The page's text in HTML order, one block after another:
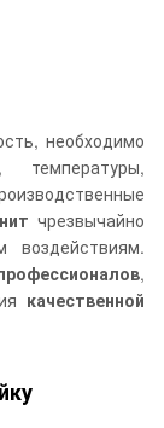
необходимо
температуры,
чрезвычайно
воздействиям.
,
качественной